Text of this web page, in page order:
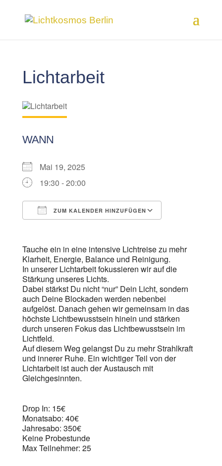
Lichtarbeit
WANN
Mai 19, 2025
19:30 - 20:00
ZUM KALENDER HINZUFÜGEN
Tauche ein in eine intensive Lichtreise zu mehr
Klarheit, Energie, Balance und Reinigung.
In unserer Lichtarbeit fokussieren wir auf die
Stärkung unseres Lichts.
Dabei stärkst Du nicht “nur” Dein Licht, sondern
auch Deine Blockaden werden nebenbei
aufgelöst. Danach gehen wir gemeinsam in das
höchste Lichtbewusstsein hinein und stärken
durch unseren Fokus das Lichtbewusstsein im
Lichtfeld.
Auf diesem Weg gelangst Du zu mehr Strahlkraft
und innerer Ruhe. Ein wichtiger Teil von der
Lichtarbeit ist auch der Austausch mit
Gleichgesinnten.
Drop In: 15€
Monatsabo: 40€
Jahresabo: 350€
Keine Probestunde
Max Teilnehmer: 25